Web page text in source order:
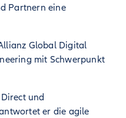
Partnern eine
Global Digital
mit Schwerpunkt
und
er die agile